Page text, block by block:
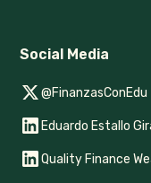
Social Media
@FinanzasConEdu
Eduardo Estallo
Quality Finance